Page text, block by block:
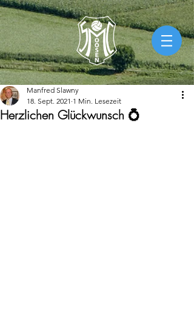
Herzlichen Glückwunsch 💍
Manfred Slawny
18. Sept. 2021 1 Min. Lesezeit